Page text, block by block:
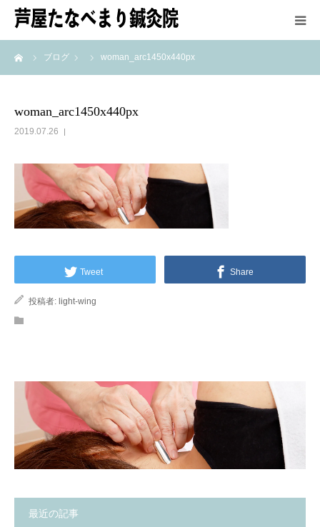
ブログ woman_arc1450x440px
woman_arc1450x440px
2019.07.26
Tweet Share
投稿者: light-wing
最近の記事
HOME
メニュー＆料金
アクセス
最新情報